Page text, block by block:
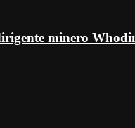
minero